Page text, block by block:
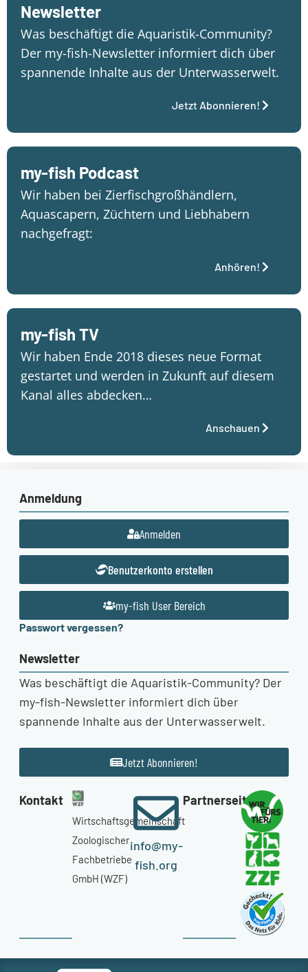
Newsletter
Was beschäftigt die Aquaristik-Community?
Der my-fish-Newsletter informiert dich über
spannende Inhalte aus der Unterwasserwelt.
Jetzt Abonnieren!
my-fish Podcast
Wir haben bei Zierfischgroßhändlern,
Aquascapern, Züchtern und Liebhabern
nachgefragt:
Anhören!
my-fish TV
Wir haben Ende 2018 dieses neue Format
gestartet und werden in Zukunft auf diesem
Kanal alles abdecken…
Anschauen
Anmeldung
Anmelden
Benutzerkonto erstellen
my-fish User Bereich
Passwort vergessen?
Newsletter
Was beschäftigt die Aquaristik-Community? Der
my-fish-Newsletter informiert dich über
spannende Inhalte aus der Unterwasserwelt.
Jetzt Abonnieren!
Kontakt
Wirtschaftsgemeinschaft
Zoologischer
Fachbetriebe
GmbH (WZF)
info@my-
fish.org
Partnerseiten